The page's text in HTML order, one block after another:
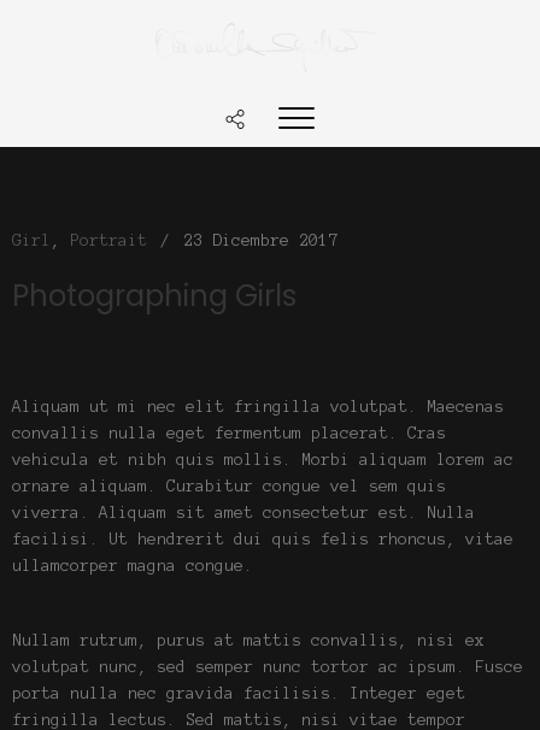
Girl Portrait / 23 Dicembre 2017
Photographing Girls
Aliquam ut mi nec elit fringilla volutpat. Maecenas
convallis nulla eget fermentum placerat. Cras
vehicula et nibh quis mollis. Morbi aliquam lorem ac
ornare aliquam. Curabitur congue vel sem quis
viverra. Aliquam sit amet consectetur est. Nulla
facilisi. Ut hendrerit dui quis felis rhoncus, vitae
ullamcorper magna congue.
Nullam rutrum, purus at mattis convallis, nisi ex
volutpat nunc, sed semper nunc tortor ac ipsum. Fusce
porta nulla nec gravida facilisis. Integer eget
fringilla lectus. Sed mattis, nisi vitae tempor